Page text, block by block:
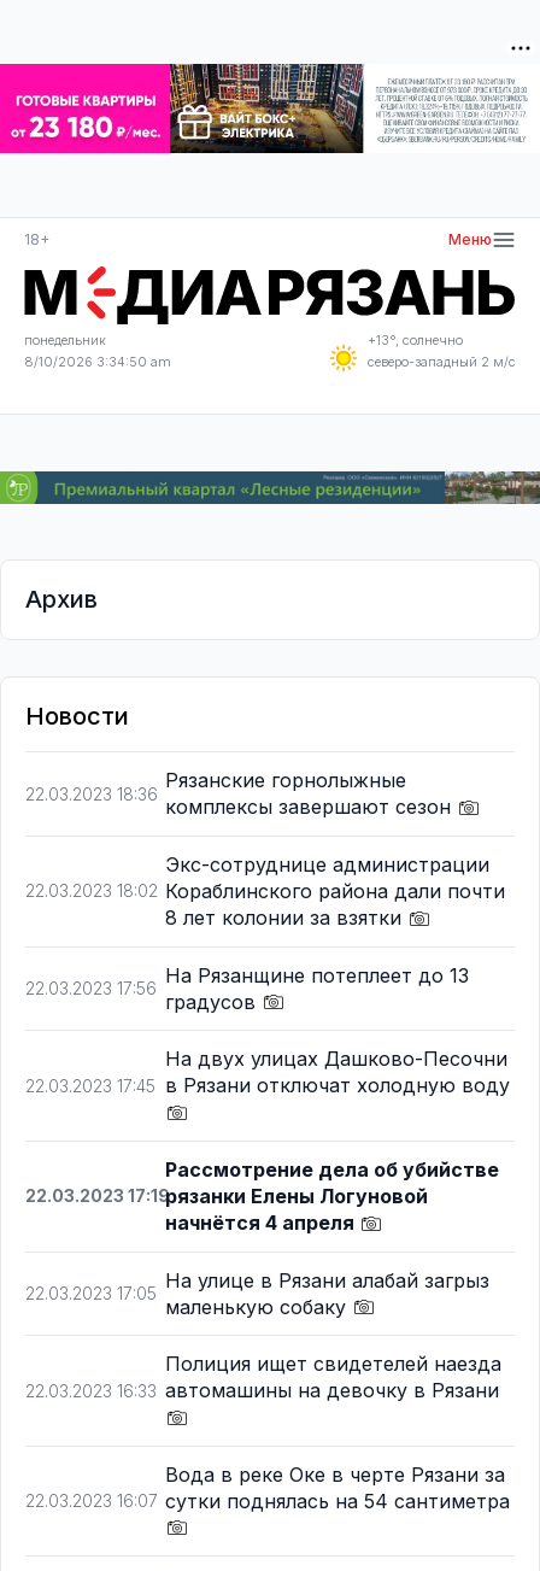
18+ Меню
понедельник
8/10/2026 3:34:51 am
+13°, солнечно
северо-западный 2 м/с
Архив
Новости
22.03.2023 18:36
Рязанские горнолыжные
комплексы завершают сезон
22.03.2023 18:02
Экс-сотруднице администрации
Кораблинского района дали почти
8 лет колонии за взятки
22.03.2023 17:56
На Рязанщине потеплеет до 13
градусов
22.03.2023 17:45
На двух улицах Дашково-Песочни
в Рязани отключат холодную воду
22.03.2023 17:19
Рассмотрение дела об убийстве
рязанки Елены Логуновой
начнётся 4 апреля
22.03.2023 17:05
На улице в Рязани алабай загрыз
маленькую собаку
22.03.2023 16:33
Полиция ищет свидетелей наезда
автомашины на девочку в Рязани
22.03.2023 16:07
Вода в реке Оке в черте Рязани за
сутки поднялась на 54 сантиметра